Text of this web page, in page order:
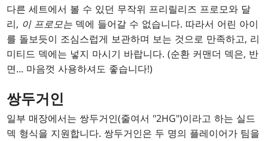
다른 세트에서 볼 수 있던 무작위 프리릴리즈 프로모와 달
리, 이 프로모는 덱에 들어갈 수 없습니다. 따라서 어린 아이
를 돌보듯이 조심스럽게 보관하며 보는 것으로 만족하고, 리
미티드 덱에는 넣지 마시기 바랍니다. (순환 커맨더 덱은, 반
면... 마음껏 사용하셔도 좋습니다!)
쌍두거인
일부 매장에서는 쌍두거인(줄여서 "2HG")이라고 하는 실드
덱 형식을 지원합니다. 쌍두거인은 두 명의 플레이어가 팀을